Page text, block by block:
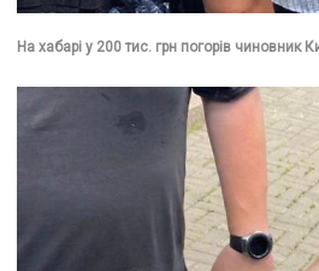
На хабарі у 200 тис. грн погорів чиновник